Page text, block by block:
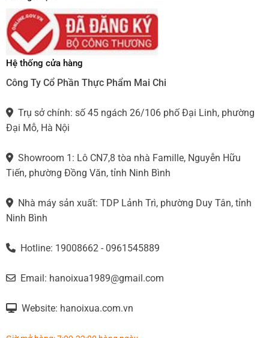
Hệ thống cửa hàng
Công Ty Cổ Phần Thực Phẩm Mai Chi
Trụ sở chính: số 45 ngách 26/106 phố Đại Linh, phường
Đại Mỗ, Hà Nội
Showroom 1: Lô CN7,8 tòa nhà Famille, Nguyễn Hữu
Tiến, phường Đồng Văn, tỉnh Ninh Bình
Nhà máy sản xuất: TDP Lảnh Trì, phường Duy Tân, tỉnh
Ninh Bình
Hotline: 19008662 - 0961545889
Email: hanoixua1989@gmail.com
Website: hanoixua.com.vn